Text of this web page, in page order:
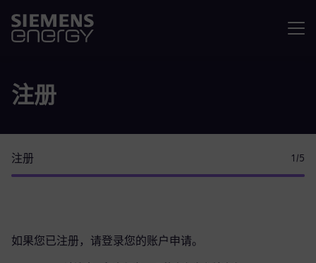
注册
注册 1 /5
如果您已注册，请登录您的账户 申请。